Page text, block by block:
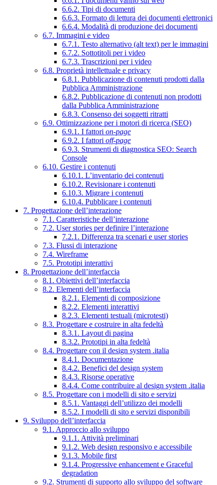
6.6.2. Tipi di documenti
6.6.3. Formato di lettura dei documenti elettronici
6.6.4. Modalità di produzione dei documenti
6.7. Immagini e video
6.7.1. Testo alternativo (alt text) per le immagini
6.7.2. Sottotitoli per i video
6.7.3. Trascrizioni per i video
6.8. Proprietà intellettuale e privacy
6.8.1. Pubblicazione di contenuti prodotti dalla
Pubblica Amministrazione
6.8.2. Pubblicazione di contenuti non prodotti
dalla Pubblica Amministrazione
6.8.3. Consenso dei soggetti ritratti
6.9. Ottimizzazione per i motori di ricerca (SEO)
6.9.1. I fattori on-page
6.9.2. I fattori off-page
6.9.3. Strumenti di diagnostica SEO: Search
Console
6.10. Gestire i contenuti
6.10.1. L’inventario dei contenuti
6.10.2. Revisionare i contenuti
6.10.3. Migrare i contenuti
6.10.4. Pubblicare i contenuti
7. Progettazione dell’interazione
7.1. Caratteristiche dell’interazione
7.2. User stories per definire l’interazione
7.2.1. Differenza tra scenari e user stories
7.3. Flussi di interazione
7.4. Wireframe
7.5. Prototipi interattivi
8. Progettazione dell’interfaccia
8.1. Obiettivi dell’interfaccia
8.2. Elementi dell’interfaccia
8.2.1. Elementi di composizione
8.2.2. Elementi interattivi
8.2.3. Elementi testuali (microtesti)
8.3. Progettare e costruire in alta fedeltà
8.3.1. Layout di pagina
8.3.2. Prototipi in alta fedeltà
8.4. Progettare con il design system .italia
8.4.1. Documentazione
8.4.2. Benefici del design system
8.4.3. Risorse operative
8.4.4. Come contribuire al design system .italia
8.5. Progettare con i modelli di sito e servizi
8.5.1. Vantaggi dell’utilizzo dei modelli
8.5.2. I modelli di sito e servizi disponibili
9. Sviluppo dell’interfaccia
9.1. Approccio allo sviluppo
9.1.1. Attività preliminari
9.1.2. Web design responsivo e accessibile
9.1.3. Mobile first
9.1.4. Progressive enhancement e Graceful
degradation
9.2. Strumenti di supporto allo sviluppo del software